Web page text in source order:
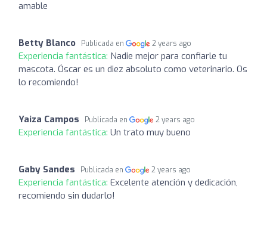
amable
Betty Blanco Publicada en 2 years ago
Experiencia fantástica: Nadie mejor para confiarle tu
mascota. Óscar es un diez absoluto como veterinario. Os
lo recomiendo!
Yaiza Campos Publicada en 2 years ago
Experiencia fantástica: Un trato muy bueno
Gaby Sandes Publicada en 2 years ago
Experiencia fantástica: Excelente atención y dedicación,
recomiendo sin dudarlo!